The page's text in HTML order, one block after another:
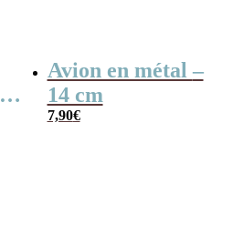
Avion en métal –
14 cm
7,90€